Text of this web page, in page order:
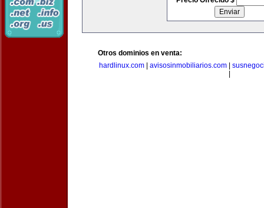
Otros dominios en venta:
hardlinux.com
avisosinmobiliarios.com